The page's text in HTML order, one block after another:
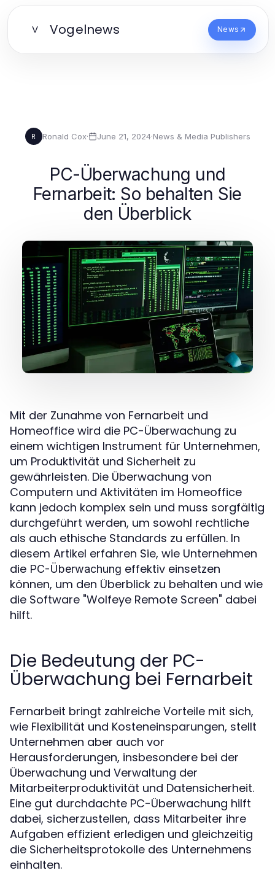
V Vogelnews News
R Ronald Cox· June 21, 2024·News & Media Publishers
PC-Überwachung und
Fernarbeit: So behalten Sie
den Überblick
Mit der Zunahme von Fernarbeit und
Homeoffice wird die PC-Überwachung zu
einem wichtigen Instrument für Unternehmen,
um Produktivität und Sicherheit zu
gewährleisten. Die Überwachung von
Computern und Aktivitäten im Homeoffice
kann jedoch komplex sein und muss sorgfältig
durchgeführt werden, um sowohl rechtliche
als auch ethische Standards zu erfüllen. In
diesem Artikel erfahren Sie, wie Unternehmen
die PC-Überwachung effektiv einsetzen
können, um den Überblick zu behalten und wie
die Software "Wolfeye Remote Screen" dabei
hilft.
Die Bedeutung der PC-
Überwachung bei Fernarbeit
Fernarbeit bringt zahlreiche Vorteile mit sich,
wie Flexibilität und Kosteneinsparungen, stellt
Unternehmen aber auch vor
Herausforderungen, insbesondere bei der
Überwachung und Verwaltung der
Mitarbeiterproduktivität und Datensicherheit.
Eine gut durchdachte PC-Überwachung hilft
dabei, sicherzustellen, dass Mitarbeiter ihre
Aufgaben effizient erledigen und gleichzeitig
die Sicherheitsprotokolle des Unternehmens
einhalten.